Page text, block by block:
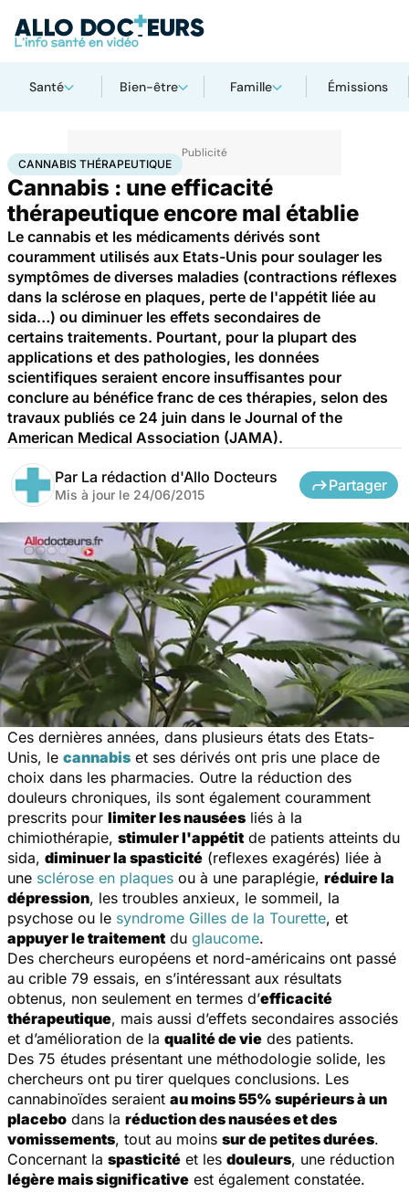
Santé Bien-être Famille Émissions
AccueilSantéCannabis thérapeutique
CANNABIS THÉRAPEUTIQUE
Cannabis : une efficacité
thérapeutique encore mal établie
Le cannabis et les médicaments dérivés sont
couramment utilisés aux Etats-Unis pour soulager les
symptômes de diverses maladies (contractions réflexes
dans la sclérose en plaques, perte de l'appétit liée au
sida…) ou diminuer les effets secondaires de
certains traitements. Pourtant, pour la plupart des
applications et des pathologies, les données
scientifiques seraient encore insuffisantes pour
conclure au bénéfice franc de ces thérapies, selon des
travaux publiés ce 24 juin dans le Journal of the
American Medical Association (JAMA).
Par La rédaction d'Allo Docteurs
Mis à jour le 24/06/2015
Partager
Ces dernières années, dans plusieurs états des Etats-
Unis, le cannabis et ses dérivés ont pris une place de
choix dans les pharmacies. Outre la réduction des
douleurs chroniques, ils sont également couramment
prescrits pour limiter les nausées liés à la
chimiothérapie, stimuler l'appétit de patients atteints du
sida, diminuer la spasticité (reflexes exagérés) liée à
une sclérose en plaques ou à une paraplégie, réduire la
dépression, les troubles anxieux, le sommeil, la
psychose ou le syndrome Gilles de la Tourette, et
appuyer le traitement du glaucome.
Des chercheurs européens et nord-américains ont passé
au crible 79 essais, en s’intéressant aux résultats
obtenus, non seulement en termes d’efficacité
thérapeutique, mais aussi d’effets secondaires associés
et d’amélioration de la qualité de vie des patients.
Des 75 études présentant une méthodologie solide, les
chercheurs ont pu tirer quelques conclusions. Les
cannabinoïdes seraient au moins 55% supérieurs à un
placebo dans la réduction des nausées et des
vomissements, tout au moins sur de petites durées.
Concernant la spasticité et les douleurs, une réduction
légère mais significative est également constatée.